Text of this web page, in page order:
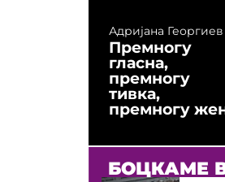
Адријана Георгиев
Премногу
гласна,
премногу
тивка,
премногу
БОЦКАМЕ